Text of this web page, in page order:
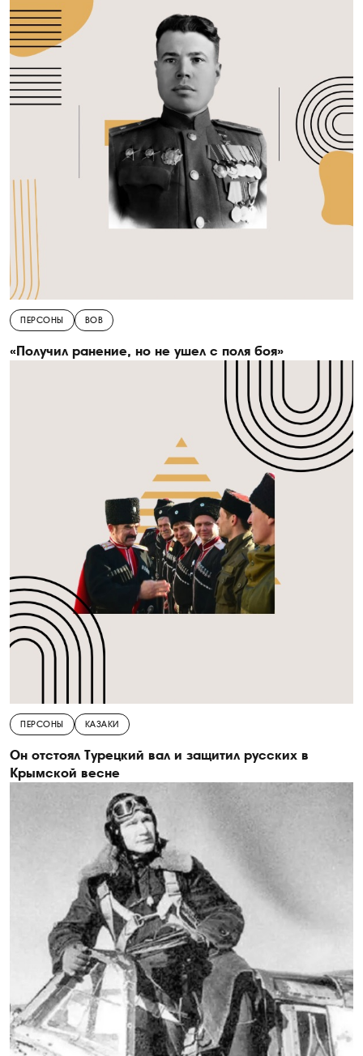
ПЕРСОНЫ ВОВ
«Получил ранение, но не ушел с поля боя»
ПЕРСОНЫ КАЗАКИ
Он отстоял Турецкий вал и защитил русских в
Крымской весне